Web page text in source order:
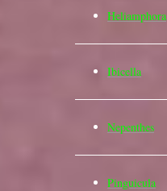
Heliamphora
Ibicella
Nepenthes
Pinguicula